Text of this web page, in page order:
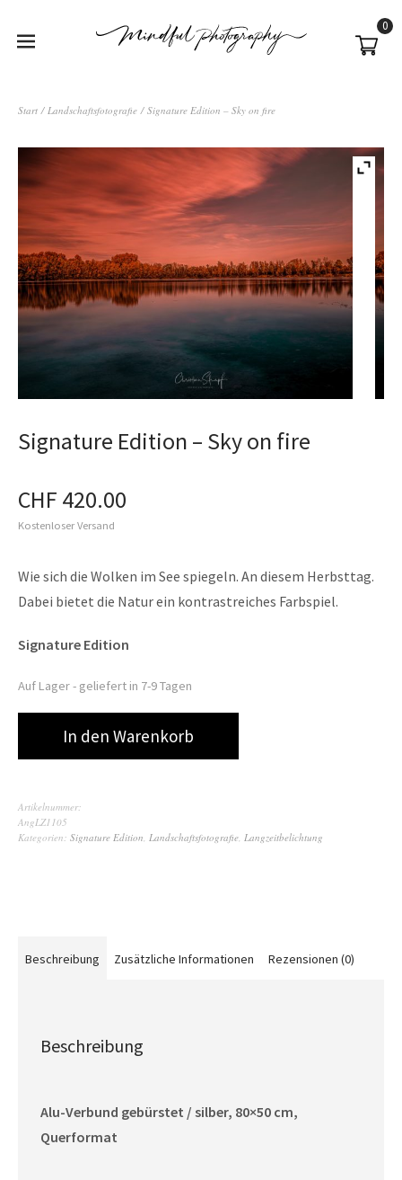
Start / Landschaftsfotografie / Signature Edition – Sky on fire
Signature Edition – Sky on fire
CHF 420.00
Kostenloser Versand
Wie sich die Wolken im See spiegeln. An diesem Herbsttag.
Dabei bietet die Natur ein kontrastreiches Farbspiel.
Signature Edition
Auf Lager - geliefert in 7-9 Tagen
In den Warenkorb
Artikelnummer:
AngLZ1105
Kategorien: Signature Edition, Landschaftsfotografie, Langzeitbelichtung
Beschreibung Zusätzliche Informationen Rezensionen (0)
Beschreibung
Alu-Verbund gebürstet / silber, 80×50 cm,
Querformat
0